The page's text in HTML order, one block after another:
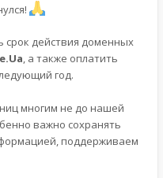
срок действия доменных
, а также оплатить
год.
многим не до нашей
важно сохранять
поддерживаем